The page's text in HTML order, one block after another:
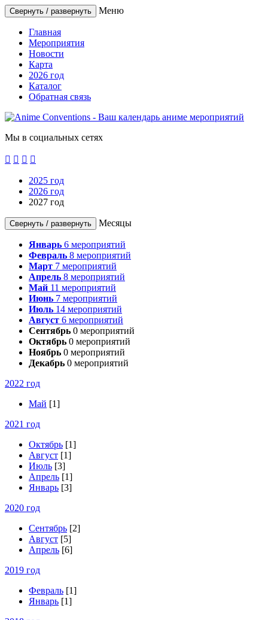
Свернуть / развернуть Меню
Главная
Мероприятия
Новости
Карта
2026 год
Каталог
Обратная связь
Мы в социальных сетях
   
2025 год
2026 год
2027 год
Свернуть / развернуть Месяцы
Январь 6 мероприятий
Февраль 8 мероприятий
Март 7 мероприятий
Апрель 8 мероприятий
Май 11 мероприятий
Июнь 7 мероприятий
Июль 14 мероприятий
Август 6 мероприятий
Сентябрь 0 мероприятий
Октябрь 0 мероприятий
Ноябрь 0 мероприятий
Декабрь 0 мероприятий
2022 год
Май [1]
2021 год
Октябрь [1]
Август [1]
Июль [3]
Апрель [1]
Январь [3]
2020 год
Сентябрь [2]
Август [5]
Апрель [6]
2019 год
Февраль [1]
Январь [1]